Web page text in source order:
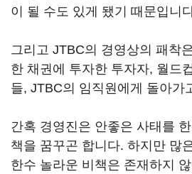
이 될 수도 있게 됐기 때문입니
그리고 JTBC의 경영상의 패착
한 채권에 투자한 투자자, 월드
들, JTBC의 임직원에게 돌아가
간혹 경영진은 안좋은 사태를
책을 꿈꾸곤 합니다. 하지만 많
한수 놀라운 비책은 존재하지